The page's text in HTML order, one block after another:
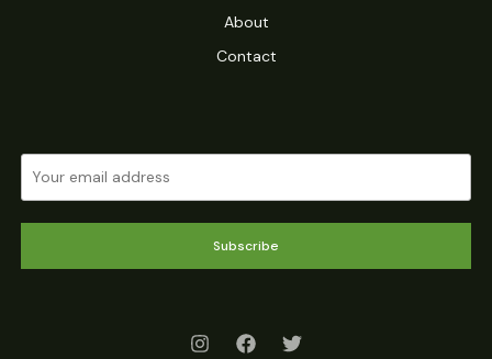
About
Contact
Subscribe